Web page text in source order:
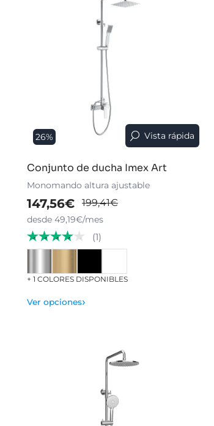
26% Vista rápida
Conjunto de ducha Imex Art
Monomando altura ajustable
147,56€ 199,41€
desde 49,19€/mes
(1)
+ 1 COLORES DISPONIBLES
Ver opciones›